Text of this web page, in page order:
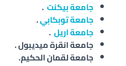
جامعة بيكنت .
جامعة توبكابي.
جامعة اريل .
جامعة انقرة ميديبول .
جامعة لقمان الحكيم.